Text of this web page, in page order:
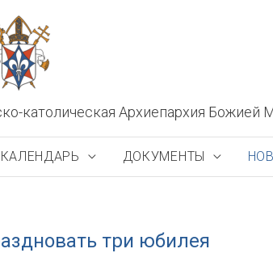
католическая Архиепархия Божией
КАЛЕНДАРЬ ДОКУМЕНТЫ
три юбилея